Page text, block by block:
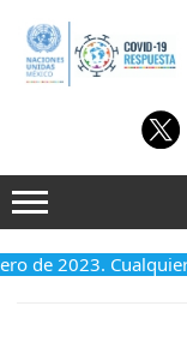
contenido
de 2023.